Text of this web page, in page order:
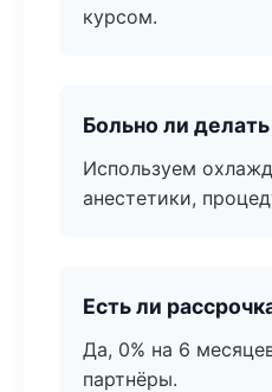
курсом.
Больно ли
Используем
анестетики,
Есть ли
Да, 0% на 6
партнёры.